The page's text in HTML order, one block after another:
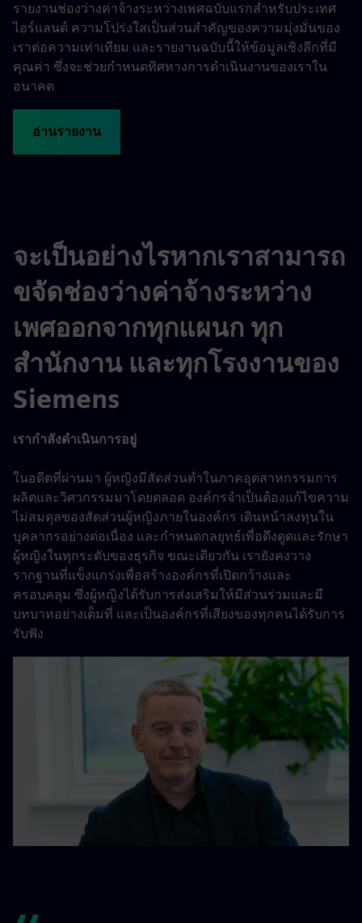
รายงานช่องว่างค่าจ้างระหว่างเพศฉบับแรกสำหรับประเทศ
ไอร์แลนด์ ความโปร่งใสเป็นส่วนสำคัญของความมุ่งมั่นของ
เราต่อความเท่าเทียม และรายงานฉบับนี้ให้ข้อมูลเชิงลึกที่มี
คุณค่า ซึ่งจะช่วยกำหนดทิศทางการดำเนินงานของเราใน
อนาคต
อ่านรายงาน
จะเป็นอย่างไรหากเราสามารถ
ขจัดช่องว่างค่าจ้างระหว่าง
เพศออกจากทุกแผนก ทุก
สำนักงาน และทุกโรงงานของ
Siemens
เรากำลังดำเนินการอยู่
ในอดีตที่ผ่านมา ผู้หญิงมีสัดส่วนต่ำในภาคอุตสาหกรรมการ
ผลิตและวิศวกรรมมาโดยตลอด องค์กรจำเป็นต้องแก้ไขความ
ไม่สมดุลของสัดส่วนผู้หญิงภายในองค์กร เดินหน้าลงทุนใน
บุคลากรอย่างต่อเนื่อง และกำหนดกลยุทธ์เพื่อดึงดูดและรักษา
ผู้หญิงในทุกระดับของธุรกิจ ขณะเดียวกัน เรายังคงวาง
รากฐานที่แข็งแกร่งเพื่อสร้างองค์กรที่เปิดกว้างและ
ครอบคลุม ซึ่งผู้หญิงได้รับการส่งเสริมให้มีส่วนร่วมและมี
บทบาทอย่างเต็มที่ และเป็นองค์กรที่เสียงของทุกคนได้รับการ
รับฟัง